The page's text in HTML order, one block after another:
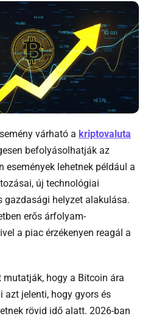
várható a kriptovaluta
befolyásolhatják az
lehetnek például a
új technológiai
gazdasági helyzet alakulása.
erős árfolyam-
a piac érzékenyen reagál a
hogy a Bitcoin ára
azt jelenti, hogy gyors és
rövid idő alatt. 2026-ban